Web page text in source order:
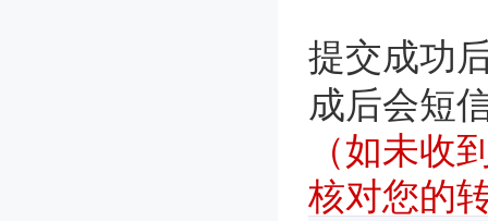
提交成功
成后会短
（如未
核对您的